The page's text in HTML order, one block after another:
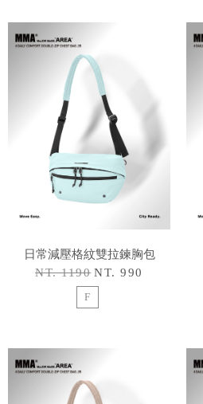
日常減壓格紋雙拉鍊胸包
NT. 1190 NT. 990
F